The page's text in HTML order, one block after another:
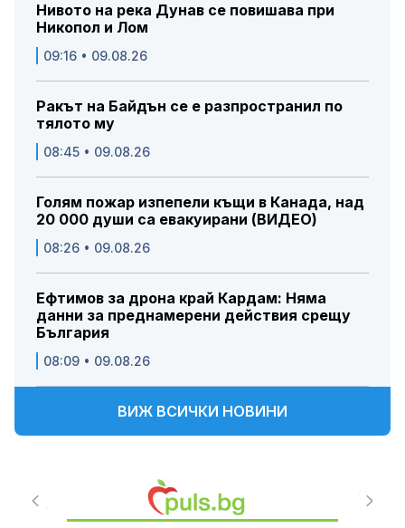
Нивото на река Дунав се повишава при
Никопол и Лом
09:16 • 09.08.26
Ракът на Байдън се е разпространил по
тялото му
08:45 • 09.08.26
Голям пожар изпепели къщи в Канада, над
20 000 души са евакуирани (ВИДЕО)
08:26 • 09.08.26
Ефтимов за дрона край Кардам: Няма
данни за преднамерени действия срещу
България
08:09 • 09.08.26
ВИЖ ВСИЧКИ НОВИНИ